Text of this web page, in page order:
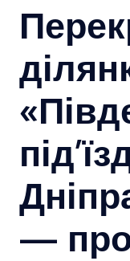
—